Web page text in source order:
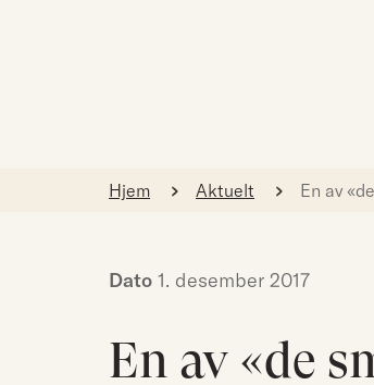
Hjem Aktuelt En av
Dato 1. desember 2017
En av «de